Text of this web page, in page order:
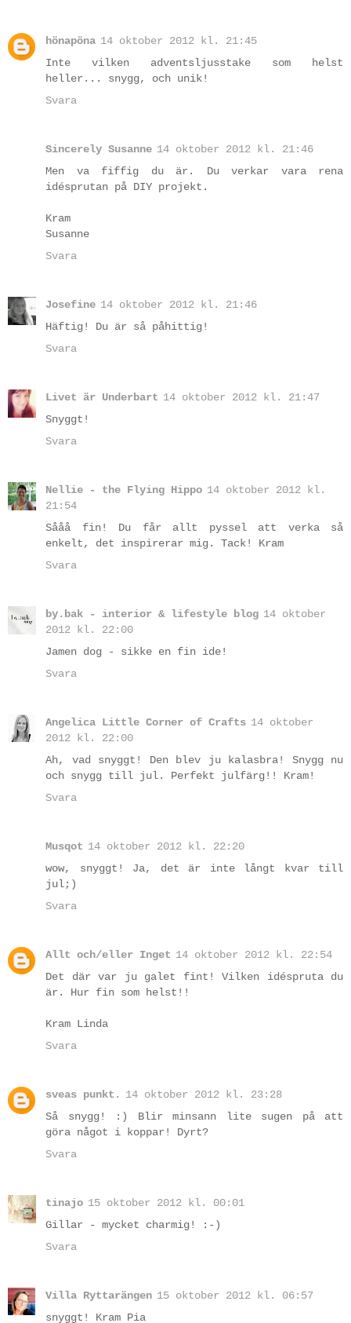
hönapöna 14 oktober 2012 kl. 21:45
Inte vilken adventsljusstake som helst
heller... snygg, och unik!
Svara
Sincerely Susanne 14 oktober 2012 kl. 21:46
Men va fiffig du är. Du verkar vara rena
idésprutan på DIY projekt.
Kram
Susanne
Svara
Josefine 14 oktober 2012 kl. 21:46
Häftig! Du är så påhittig!
Svara
Livet är Underbart 14 oktober 2012 kl. 21:47
Snyggt!
Svara
Nellie - the Flying Hippo 14 oktober 2012 kl.
21:54
Sååå fin! Du får allt pyssel att verka så
enkelt, det inspirerar mig. Tack! Kram
Svara
by.bak - interior & lifestyle blog 14 oktober
2012 kl. 22:00
Jamen dog - sikke en fin ide!
Svara
Angelica Little Corner of Crafts 14 oktober
2012 kl. 22:00
Ah, vad snyggt! Den blev ju kalasbra! Snygg nu
och snygg till jul. Perfekt julfärg!! Kram!
Svara
Musqot 14 oktober 2012 kl. 22:20
wow, snyggt! Ja, det är inte långt kvar till
jul;)
Svara
Allt och/eller Inget 14 oktober 2012 kl. 22:54
Det där var ju galet fint! Vilken idéspruta du
är. Hur fin som helst!!
Kram Linda
Svara
sveas punkt.
14 oktober 2012 kl. 23:28
Så snygg! :) Blir minsann lite sugen på att
göra något i koppar! Dyrt?
Svara
tinajo 15 oktober 2012 kl. 00:01
Gillar - mycket charmig! :-)
Svara
Villa Ryttarängen 15 oktober 2012 kl. 06:57
snyggt! Kram Pia